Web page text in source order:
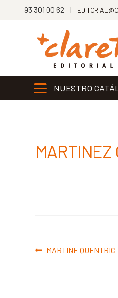
93 301 00 62 |
NUESTRO
MARTINEZ
Navegación
Anterior:
MARTINE